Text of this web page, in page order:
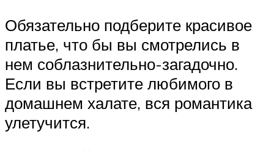
Обязательно подберите красивое
платье, что бы вы смотрелись в
нем соблазнительно-загадочно.
Если вы встретите любимого в
домашнем халате, вся романтика
улетучится.